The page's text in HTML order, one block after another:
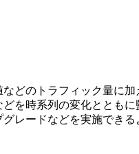
どのトラフィック量に
を時系列の変化ととも
レードなどを実施できる